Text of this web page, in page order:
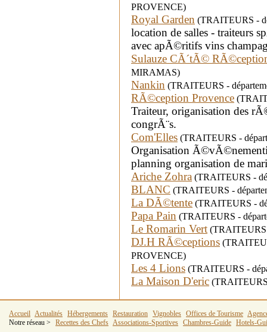
PROVENCE)
Royal Garden (TRAITEURS -
location de salles - traiteurs
avec apÃ©ritifs vins
Sulauze CÃ´tÃ©
MIRAMAS)
Nankin (TRAITEURS -
RÃ©ception Provence
Traiteur, origanisation des
congrÃ¨s.
Com'Elles (TRAITEURS -
Organisation
planning organisation de
Ariche Zohra (TRAITEURS -
BLANC (TRAITEURS -
La DÃ©tente (TRAITEURS -
Papa Pain (TRAITEURS -
Le Romarin Vert (TRAITEURS
DJ.H RÃ©ceptions
PROVENCE)
Les 4 Lions (TRAITEURS -
La Maison D'eric
Accueil Actualités Hébergements Restauration Vignobles Offices de Tourisme
Notre réseau >
Recettes des Chefs Associations-Sportives Chambres-Guide Hotels-